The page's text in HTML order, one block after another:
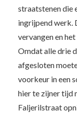
straatstenen die
ingrijpend werk.
vervangen en
Omdat alle drie
afgesloten
voorkeur in een
hier te zijner tijd
Faljerilstraat